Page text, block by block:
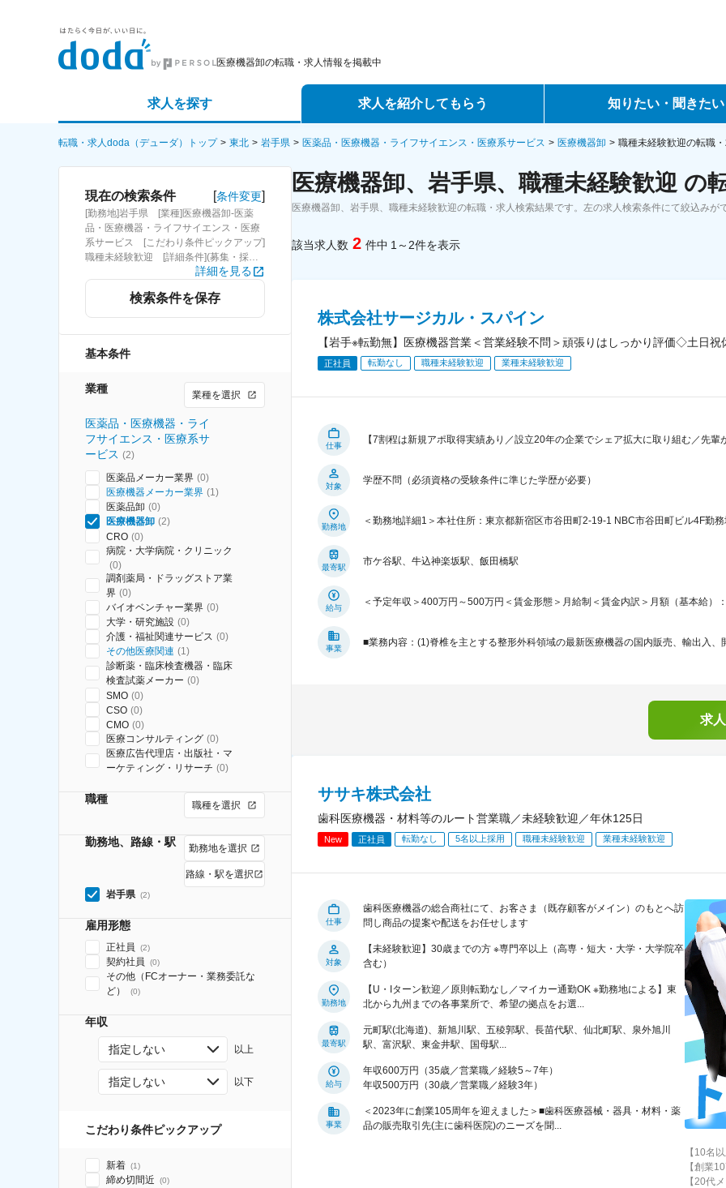
医療機器卸の転職・求人情報を掲載中
求人を探す
詳細条件から探す
求人特集から探す
求人を紹介してもらう
エージェントサービス
スカウトサービス
知りたい・聞きたい
転職ノウハウ
データで見る転職
転職・求人doda（デューダ）トップ 東北 岩手県 医薬品・医療機器・ライフサイエンス・医療系サービス 医療機器卸 職種未経験歓迎の転職
現在の検索条件 [条件変更]
[勤務地]岩手県 [業種]医療機器卸-医薬
品・医療機器・ライフサイエンス・医療
系サービス [こだわり条件ピックアップ]
職種未経験歓迎 [詳細条件](募集・採用
詳細を見る
検索条件を保存
基本条件
業種 業種を選択
医薬品・医療機器・ライ
フサイエンス・医療系サ
ービス (2)
医薬品メーカー業界 (0)
医療機器メーカー業界 (1)
医薬品卸 (0)
医療機器卸 (2)
CRO (0)
病院・大学病院・クリニック
(0)
調剤薬局・ドラッグストア業
界 (0)
バイオベンチャー業界 (0)
大学・研究施設 (0)
介護・福祉関連サービス (0)
その他医療関連 (1)
診断薬・臨床検査機器・臨床
検査試薬メーカー (0)
SMO (0)
CSO (0)
CMO (0)
医療コンサルティング (0)
医療広告代理店・出版社・マ
ーケティング・リサーチ (0)
職種 職種を選択
勤務地、路線・駅 勤務地を選択
路線・駅を選択
岩手県 (2)
雇用形態
正社員 (2)
契約社員 (0)
その他（FCオーナー・業務委託な
ど）
(0)
年収
指定しない 以上
指定しない 以下
こだわり条件ピックアップ
新着 (1)
締め切間近 (0)
医療機器卸、岩手県、職種未経験歓迎 の
医療機器卸、岩手県、職種未経験歓迎の転職・求人検索結果です。左の求人検索条件にて絞込みが
該当求人数 2 件中 1～2件を表示
株式会社サージカル・スパイン
【岩手※転勤無】医療機器営業＜営業経験不問＞頑張りはしっかり評価◇土日
正社員 転勤なし 職種未経験歓迎 業種未経験歓迎
仕事
【7割程は新規アポ取得実績あり／設立20年の企業でシェア拡大に取り組む／先
対象
学歴不問（必須資格の受験条件に準じた学歴が必要）
勤務地
＜勤務地詳細1＞本社住所：東京都新宿区市谷田町2-19-1 NBC市谷田町ビル4F勤
最寄駅
市ケ谷駅、牛込神楽坂駅、飯田橋駅
給与
＜予定年収＞400万円～500万円＜賃金形態＞月給制＜賃金内訳＞月額（基本給）
事業
■業務内容：(1)脊椎を主とする整形外科領域の最新医療機器の国内販売、輸出入
求
ササキ株式会社
歯科医療機器・材料等のルート営業職／未経験歓迎／年休125日
New 正社員 転勤なし 5名以上採用 職種未経験歓迎 業種未経験歓迎
仕事
歯科医療機器の総合商社にて、お客さま（既存顧客がメイン）のもとへ訪
問し商品の提案や配送をお任せします
対象
【未経験歓迎】30歳までの方 ※専門卒以上（高専・短大・大学・大学院卒
含む）
勤務地
【U・Iターン歓迎／原則転勤なし／マイカー通勤OK ※勤務地による】東
北から九州までの各事業所で、希望の拠点をお選...
最寄駅
元町駅(北海道)、新旭川駅、五稜郭駅、長苗代駅、仙北町駅、泉外旭川
駅、富沢駅、東金井駅、国母駅...
給与
年収600万円（35歳／営業職／経験5～7年）
年収500万円（30歳／営業職／経験3年）
事業
＜2023年に創業105周年を迎えました＞■歯科医療器械・器具・材料・薬
品の販売取引先(主に歯科医院)のニーズを聞...
【10名
【創業
【20代